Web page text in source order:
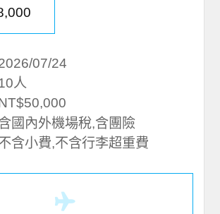
07/24
人
國內外機場稅,含團險
含小費,不含行李超重費